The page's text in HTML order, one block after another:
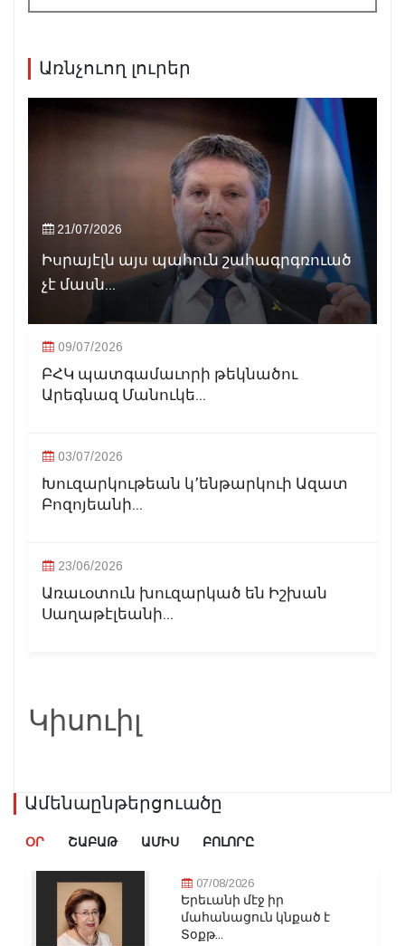
Առնչուող լուրեր
21/07/2026
Իսրայէլն այս պահուն շահագրգռուած
չէ մասն...
09/07/2026
ԲՀԿ պատգամաւորի թեկնածու
Արեգնազ Մանուկե...
03/07/2026
Խուզարկութեան կ՚ենթարկուի Ազատ
Բոզոյեանի...
23/06/2026
Առաւօտուն խուզարկած են Իշխան
Սաղաթէլեանի...
Կիսուիլ
Ամենաընթերցուածը
ՕՐ ՇԱԲԱԹ ԱՄԻՍ ԲՈԼՈՐԸ
07/08/2026
Երեւանի մէջ իր
մահանացուն կնքած է
Տօքթ...